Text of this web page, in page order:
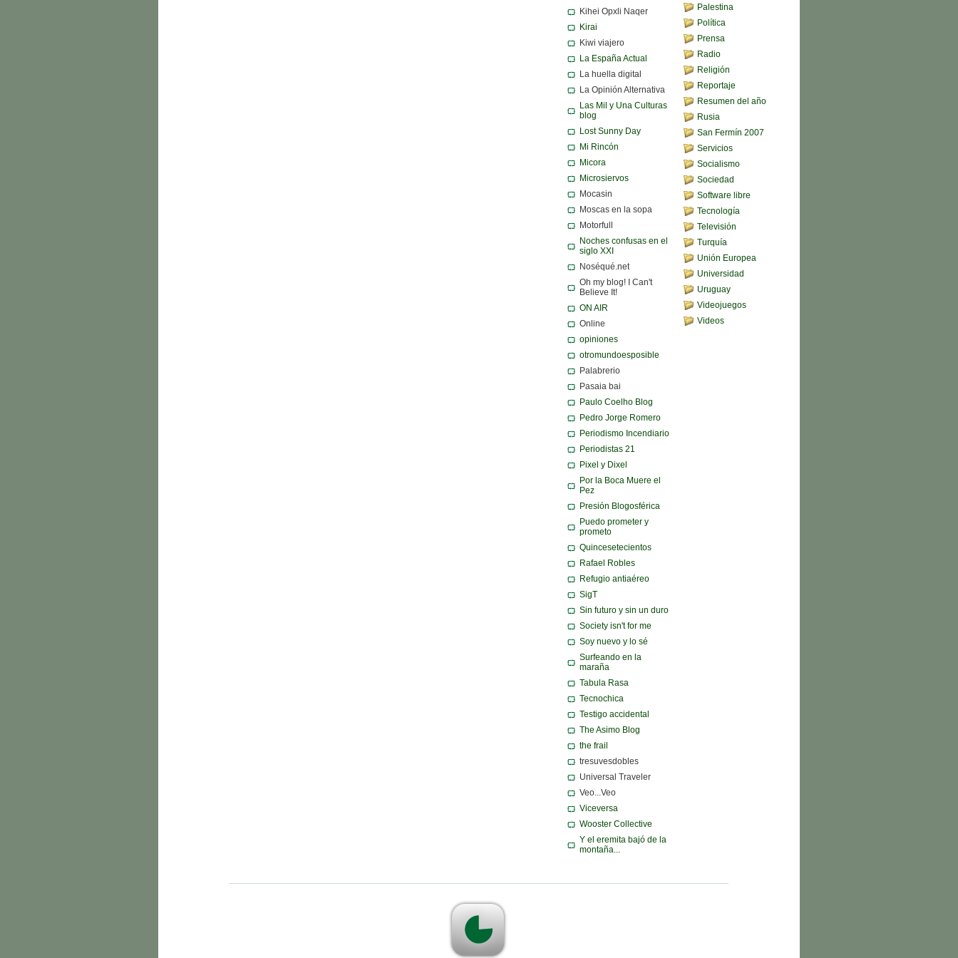
Kihei Opxli Naqer
Kirai
Kiwi viajero
La España Actual
La huella digital
La Opinión Alternativa
Las Mil y Una Culturas
blog
Lost Sunny Day
Mi Rincón
Micora
Microsiervos
Mocasin
Moscas en la sopa
Motorfull
Noches confusas en el
siglo XXI
Noséqué.net
Oh my blog! I Can't
Believe It!
ON AIR
Online
opiniones
otromundoesposible
Palabrerio
Pasaia bai
Paulo Coelho Blog
Pedro Jorge Romero
Periodismo Incendiario
Periodistas 21
Pixel y Dixel
Por la Boca Muere el
Pez
Presión Blogosférica
Puedo prometer y
prometo
Quincesetecientos
Rafael Robles
Refugio antiaéreo
SigT
Sin futuro y sin un duro
Society isn't for me
Soy nuevo y lo sé
Surfeando en la
maraña
Tabula Rasa
Tecnochica
Testigo accidental
The Asimo Blog
the frail
tresuvesdobles
Universal Traveler
Veo...Veo
Viceversa
Wooster Collective
Y el eremita bajó de la
montaña...
Palestina
Política
Prensa
Radio
Religión
Reportaje
Resumen del año
Rusia
San Fermín 2007
Servicios
Socialismo
Sociedad
Software libre
Tecnología
Televisión
Turquía
Unión Europea
Universidad
Uruguay
Videojuegos
Videos